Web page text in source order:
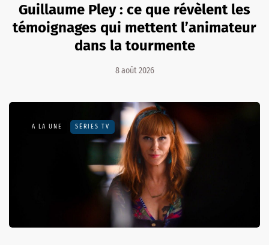
Guillaume Pley : ce que révèlent les
témoignages qui mettent l’animateur
dans la tourmente
8 août 2026
A LA UNE SÉRIES TV